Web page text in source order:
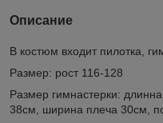
Описание
В костюм входит пилотка,
Размер: рост 116-128
Размер гимнастерки:
38см, ширина плеча 30см,